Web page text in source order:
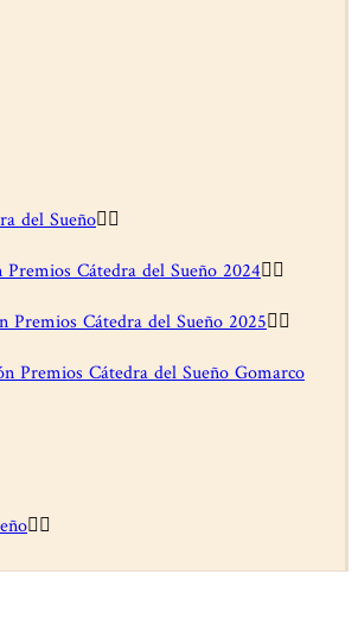
del Sueño
Cátedra del Sueño 2024
Premios Cátedra del Sueño 2025
Premios Cátedra del Sueño Gomarco